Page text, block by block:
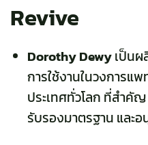
Revive
Dorothy Dewyเป็น
การใช้งานในวงการแ
ประเทศทั่วโลก ที่สำคัญ
รับรองมาตรฐาน และ